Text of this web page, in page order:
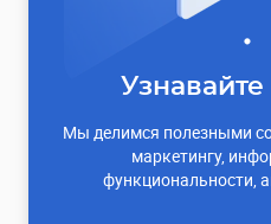
Мы делимся полезными
маркетингу,
функциональности,